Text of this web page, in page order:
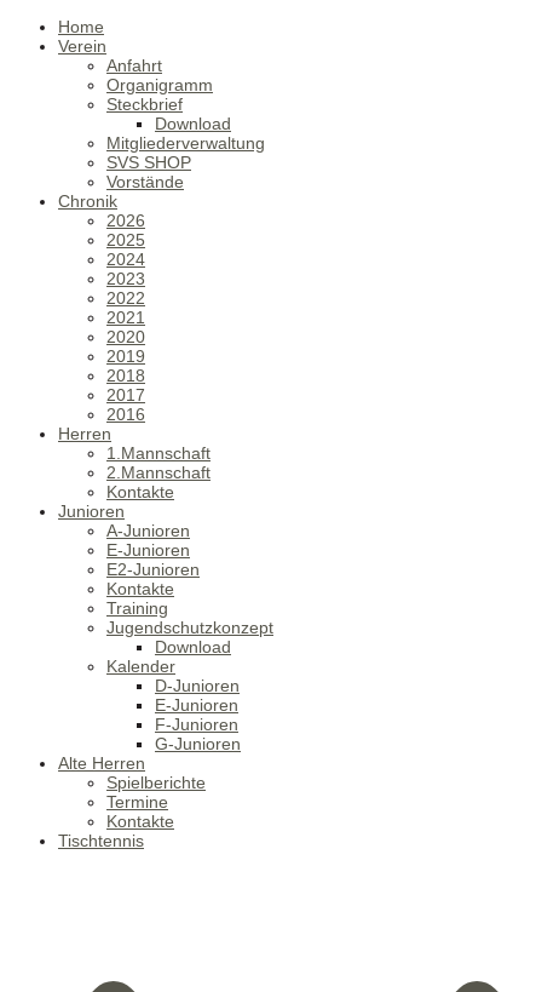
Home
Verein
Anfahrt
Organigramm
Steckbrief
Download
Mitgliederverwaltung
SVS SHOP
Vorstände
Chronik
2026
2025
2024
2023
2022
2021
2020
2019
2018
2017
2016
Herren
1.Mannschaft
2.Mannschaft
Kontakte
Junioren
A-Junioren
E-Junioren
E2-Junioren
Kontakte
Training
Jugendschutzkonzept
Download
Kalender
D-Junioren
E-Junioren
F-Junioren
G-Junioren
Alte Herren
Spielberichte
Termine
Kontakte
Tischtennis